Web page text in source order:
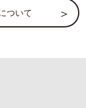
ついて